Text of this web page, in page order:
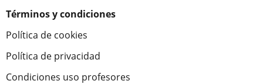
Términos y condiciones
Política de cookies
Política de privacidad
Condiciones uso profesores